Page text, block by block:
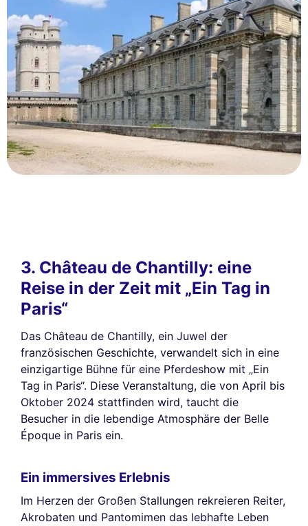
3. Château de Chantilly: eine
Reise in der Zeit mit „Ein Tag in
Paris“
Das Château de Chantilly, ein Juwel der
französischen Geschichte, verwandelt sich in eine
einzigartige Bühne für eine Pferdeshow mit „Ein
Tag in Paris“. Diese Veranstaltung, die von April bis
Oktober 2024 stattfinden wird, taucht die
Besucher in die lebendige Atmosphäre der Belle
Époque in Paris ein.
Ein immersives Erlebnis
Im Herzen der Großen Stallungen rekreieren Reiter,
Akrobaten und Pantomimen das lebhafte Leben